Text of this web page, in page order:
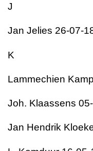
J
Jan Jelies 26-07-
K
Lammechien
Joh. Klaassens
Jan Hendrik